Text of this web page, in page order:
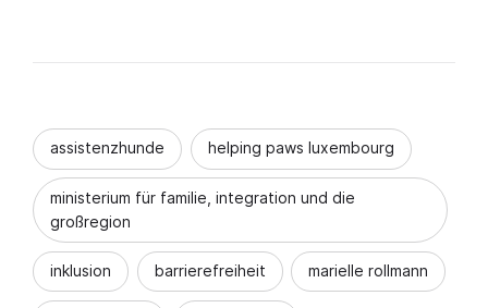
assistenzhunde helping paws luxembourg
ministerium für familie, integration und die
großregion
inklusion barrierefreiheit marielle rollmann